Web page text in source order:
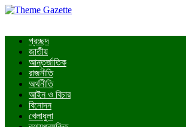
প্রচ্ছদ
জাতীয়
আন্তর্জাতিক
রাজনীতি
অর্থনীতি
আইন ও বিচার
বিনোদন
খেলাধুলা